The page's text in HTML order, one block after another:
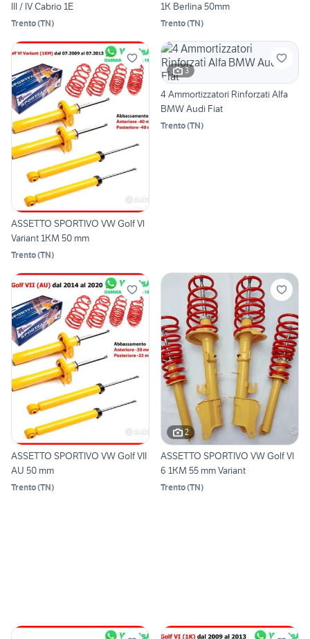
lll / lV Cabrio 1E
Trento(TN)
1K Berlina 50mm
Trento(TN)
ASSETTO SPORTIVO VW Golf Vl
Variant 1KM 50 mm
Trento(TN)
3
4 Ammortizzatori Rinforzati Alfa
BMW Audi Fiat
Trento(TN)
ASSETTO SPORTIVO VW Golf VII
AU 50 mm
Trento(TN)
2
ASSETTO SPORTIVO VW Golf Vl
6 1KM 55 mm Variant
Trento(TN)